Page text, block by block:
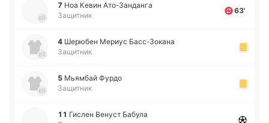
7 Ноа Кевин Ато­-За­нда­нга
Защитник
63'
4 Ше­рю­бен Мериус Ба­сс-Зо­ка­на
Защитник
5 Мья­мбай Фурдо
Защитник
11 Гислен Венуст Бабула